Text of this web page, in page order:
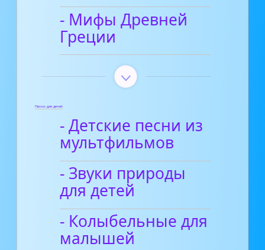
- Мифы Древней
Греции
Песни для детей
- Детские песни из
мультфильмов
- Звуки природы
для детей
- Колыбельные для
малышей